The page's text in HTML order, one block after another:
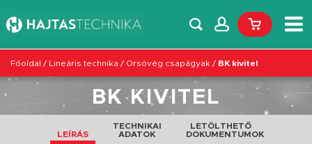
Főoldal / Lineáris technika / Orsóvég csapágyak / BK kivitel
BK KIVITEL
LEÍRÁS
TECHNIKAI
ADATOK
LETÖLTHETŐ
DOKUMENTUMOK